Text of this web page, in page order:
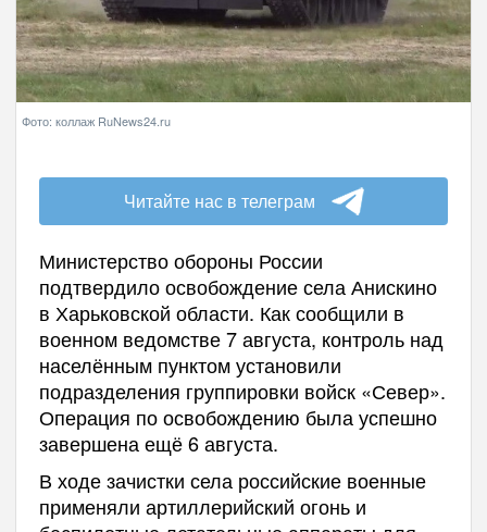
Фото: коллаж RuNews24.ru
Читайте нас в телеграм
Министерство обороны России
подтвердило освобождение села Анискино
в Харьковской области. Как сообщили в
военном ведомстве 7 августа, контроль над
населённым пунктом установили
подразделения группировки войск «Север».
Операция по освобождению была успешно
завершена ещё 6 августа.
В ходе зачистки села российские военные
применяли артиллерийский огонь и